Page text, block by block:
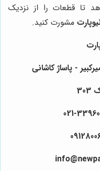
تا قطعات را از نزدیک
مشورت کنید.
- پاساژ کاشانی